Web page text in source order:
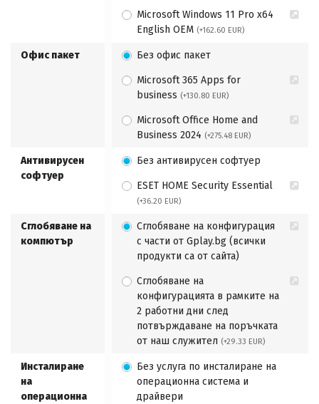
Microsoft Windows 11 Pro x64
English OEM (+162.60 EUR)
Офис пакет Без офис пакет
Microsoft 365 Apps for
business (+130.80 EUR)
Microsoft Office Home and
Business 2024 (+275.48 EUR)
Антивирусен
софтуер
Без антивирусен софтуер
ESET HOME Security Essential
(+36.20 EUR)
Сглобяване на
компютър
Сглобяване на конфигурация
с части от Gplay.bg (всички
продукти са от сайта)
Сглобяване на
конфигурацията в рамките на
2 работни дни след
потвърждаване на поръчката
от наш служител (+29.33 EUR)
Инсталиране
на
операционна
Без услуга по инсталиране на
операционна система и
драйвери